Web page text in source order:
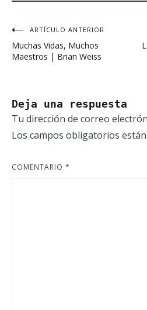
Navegación
de
ARTÍCULO ANTERIOR
Muchas Vidas, Muchos
Maestros | Brian Weiss
Deja una respuesta
Tu dirección de correo
Los campos obligatorios
COMENTARIO *